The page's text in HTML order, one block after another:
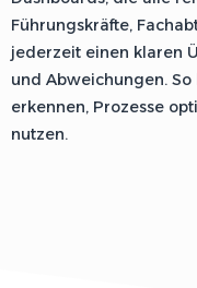
Führungskräfte,
jederzeit einen klaren
und Abweichungen.
erkennen, Prozesse
nutzen.